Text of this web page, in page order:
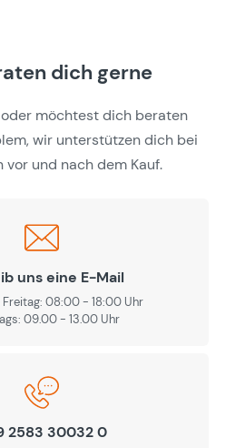
dich gerne
möchtest dich beraten
wir unterstützen dich bei
vor und nach dem Kauf.
uns eine E-Mail
Freitag: 08:00 - 18:00 Uhr
09.00 - 13.00 Uhr
2583 30032 0